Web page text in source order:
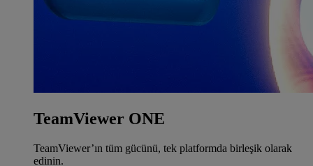
TeamViewer ONE
TeamViewer’ın tüm gücünü, tek platformda birleşik olarak
edinin.